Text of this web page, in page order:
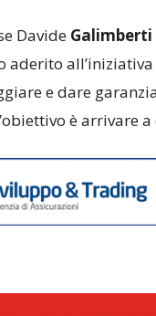
Davide Galimberti
aderito all’iniziativa
e dare
è arrivare